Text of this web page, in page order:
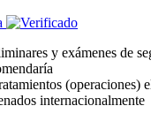
y exámenes de
(operaciones)
internacionalmente